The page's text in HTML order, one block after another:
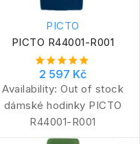
PICTO
PICTO R44001-R001
2 597 Kč
Availability: Out of stock
dámské hodinky PICTO
R44001-R001